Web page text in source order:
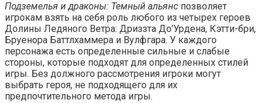
Подземелья и драконы: Темный альянс позволяет
игрокам взять на себя роль любого из четырех героев
Долины Ледяного Ветра: Дриззта До’Урдена, Кэтти-бри,
Бруенора Баттлхаммера и Вулфгара. У каждого
персонажа есть определенные сильные и слабые
стороны, которые подходят для определенных стилей
игры. Без должного рассмотрения игроки могут
выбрать героя, не подходящего для их
предпочтительного метода игры.